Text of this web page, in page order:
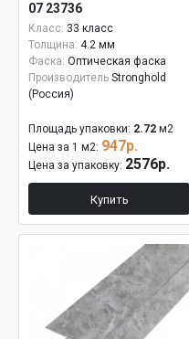
07 23736
Класс: 33 класс
Толщина: 4.2 мм
Фаска: Оптическая фаска
Производитель Stronghold
(Россия)
Площадь упаковки: 2.72 м2
Цена за 1 м2: 947р.
Цена за упаковку: 2576р.
Купить